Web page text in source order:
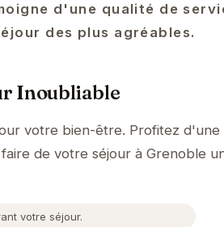
d'une qualité de
des plus agréables.
Inoubliable
votre bien-être. Profitez d'une
de votre séjour à Grenoble
votre séjour.